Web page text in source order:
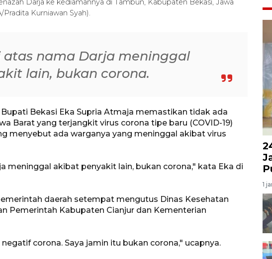
Darja ke kediamannya di Tambun, Kabupaten Bekasi, Jawa
Pradita Kurniawan Syah).
atas nama Darja meninggal
lain, bukan corona.
Bupati Bekasi Eka Supria Atmaja memastikan tidak ada
Barat yang terjangkit virus corona tipe baru (COVID-19)
menyebut ada warganya yang meninggal akibat virus
meninggal akibat penyakit lain, bukan corona," kata Eka di
daerah setempat mengutus Dinas Kesehatan
Pemerintah Kabupaten Cianjur dan Kementerian
corona. Saya jamin itu bukan corona," ucapnya.
1